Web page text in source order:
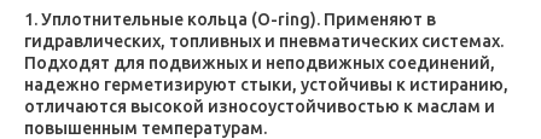
Уплотнительные кольца (O-ring). Применяют в
гидравлических, топливных и пневматических системах.
Подходят для подвижных и неподвижных соединений,
надежно герметизируют стыки, устойчивы к истиранию,
отличаются высокой износоустойчивостью к маслам и
повышенным температурам.